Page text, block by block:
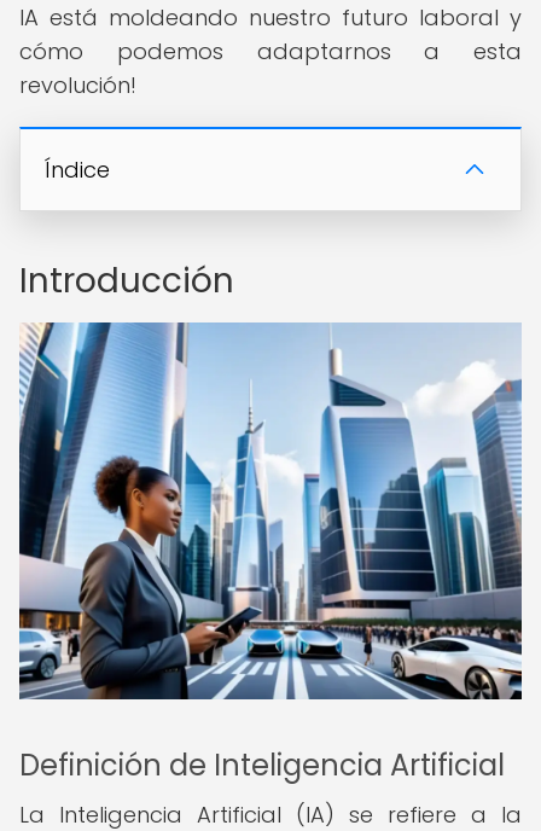
IA está moldeando nuestro futuro laboral y
cómo podemos adaptarnos a esta
revolución!
Índice
Introducción
Definición de Inteligencia Artificial
La Inteligencia Artificial (IA) se refiere a la